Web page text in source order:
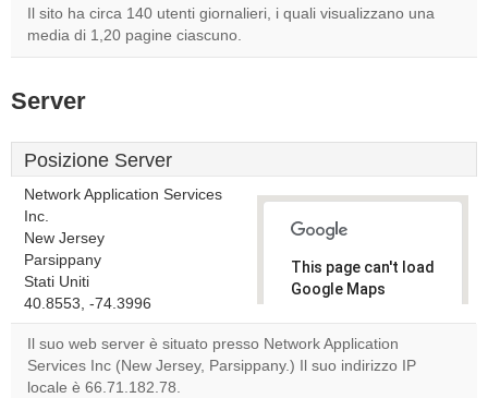
Il sito ha circa 140 utenti giornalieri, i quali visualizzano una
media di 1,20 pagine ciascuno.
Server
Posizione Server
Network Application Services
Inc.
New Jersey
Parsippany
Stati Uniti
40.8553, -74.3996
This page can't load
Google Maps
Do you
Il suo web server è situato presso Network Application
Services Inc (New Jersey, Parsippany.) Il suo indirizzo IP
locale è 66.71.182.78.